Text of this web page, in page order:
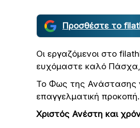
Προσθέστε το
Οι εργαζόμενοι στο
ευχόμαστε καλό Πάσχα,
Το Φως της Ανάστασης
επαγγελματική προκοπή.
Χριστός Ανέστη και